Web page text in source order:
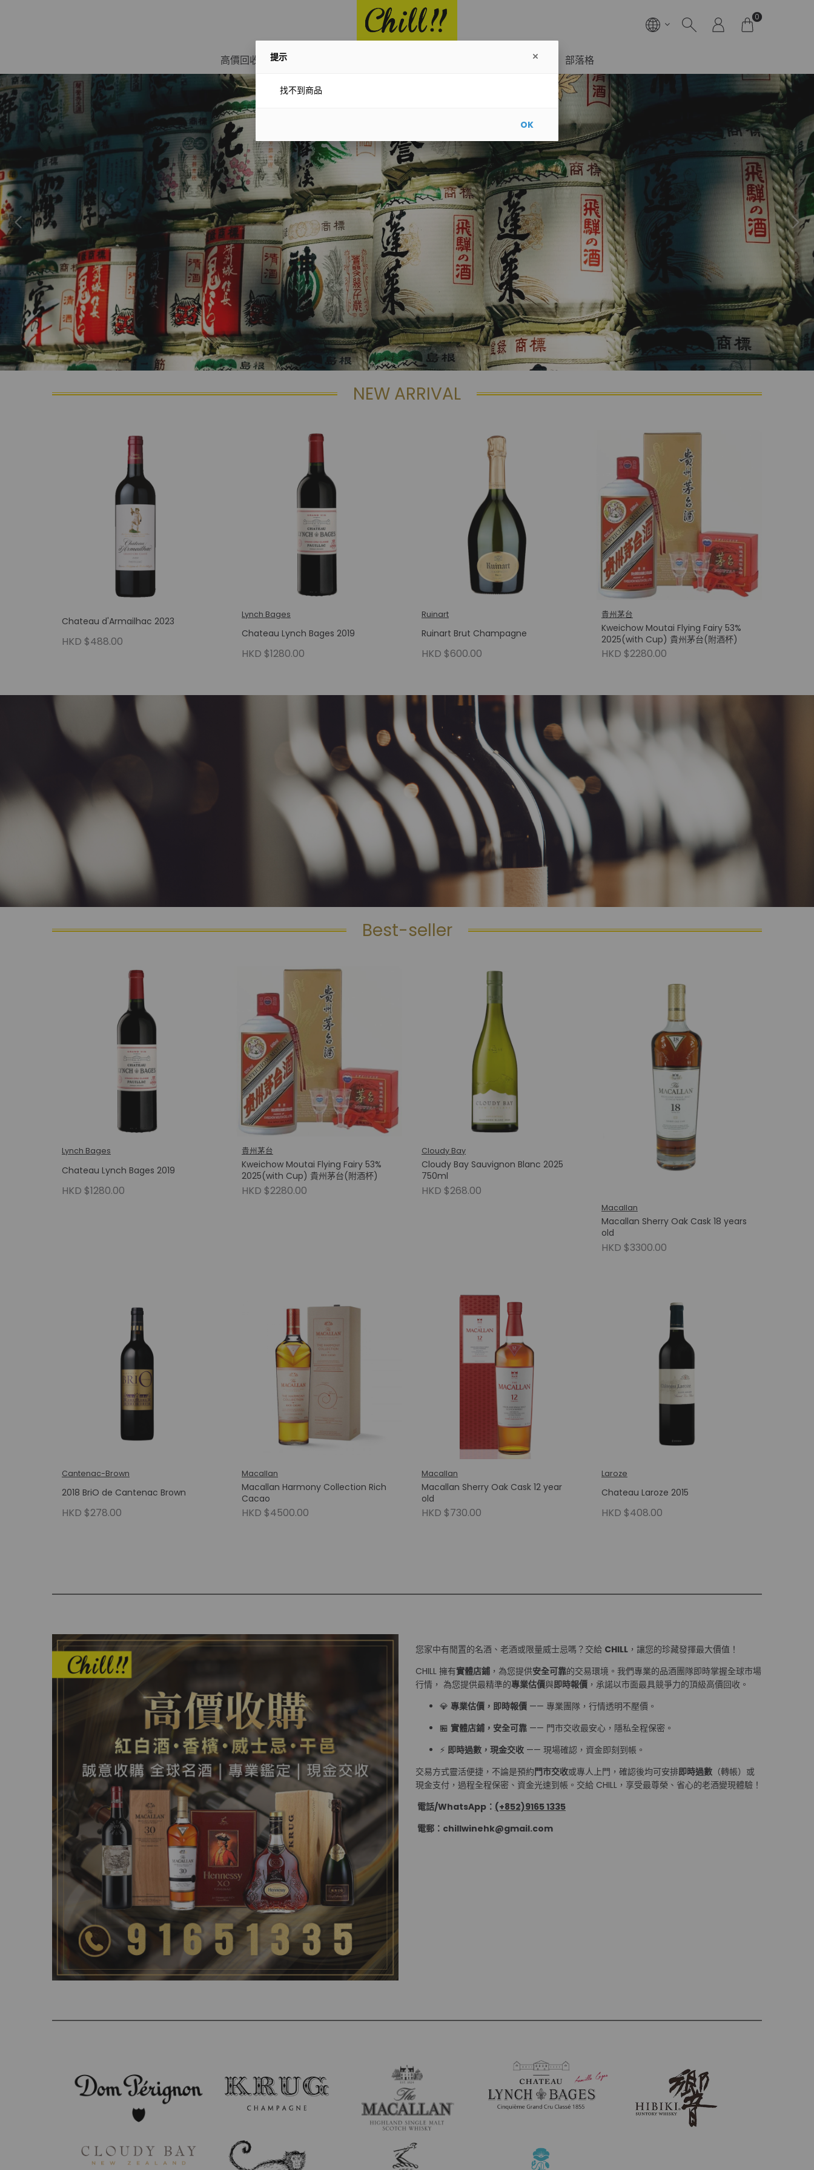
0
高價回收名酒 Other 部落格
NEW ARRIVAL
Chateau d'Armailhac 2023
HKD $488.00
Lynch Bages
Chateau Lynch Bages 2019
HKD $1280.00
Ruinart
Ruinart Brut Champagne
HKD $600.00
貴州茅台
Kweichow Moutai Flying Fairy 53%
2025(with Cup) 貴州茅台(附酒杯)
HKD $2280.00
Best-seller
Lynch Bages
Chateau Lynch Bages 2019
HKD $1280.00
貴州茅台
Kweichow Moutai Flying Fairy 53%
2025(with Cup) 貴州茅台(附酒杯)
HKD $2280.00
Cloudy Bay
Cloudy Bay Sauvignon Blanc 2025
750ml
HKD $268.00
Macallan
Macallan Sherry Oak Cask 18 years
old
HKD $3300.00
Cantenac-Brown
2018 BriO de Cantenac Brown
HKD $278.00
Macallan
Macallan Harmony Collection Rich
Cacao
HKD $4500.00
Macallan
Macallan Sherry Oak Cask 12 year
old
HKD $730.00
Laroze
Chateau Laroze 2015
HKD $408.00
您家中有閒置的名酒、老酒或限量威士忌嗎？交給 CHILL ，讓您的珍藏發揮最大價值！
CHILL 擁有實體店鋪 ，為您提供安全可靠的交易環境。我們專業的品酒團隊即時掌握全球市場
行情， 為您提供最精準的專業估價與即時報價 ，承諾以市面最具競爭力的頂級高價回收。
💎 專業估價，即時報價 —— 專業團隊，行情透明不壓價。
🏪 實體店鋪，安全可靠 —— 門市交收最安心，隱私全程保密。
⚡ 即時過數，現金交收 —— 現場確認，資金即刻到帳。
交易方式靈活便捷，不論是預約門市交收或專人上門，確認後均可安排即時過數 （轉帳）或
現金支付，過程全程保密、資金光速到帳。交給 CHILL，享受最尊榮、省心的老酒變現體驗！
電話/WhatsApp： (+852)9165 1335
電郵：chillwinehk@gmail.com
提示
找不到商品
OK